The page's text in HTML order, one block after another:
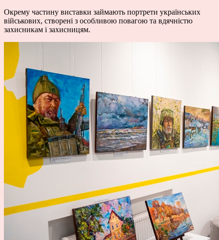
Окрему частину виставки займають портрети українських
військових, створені з особливою повагою та вдячністю
захисникам і захисницям.